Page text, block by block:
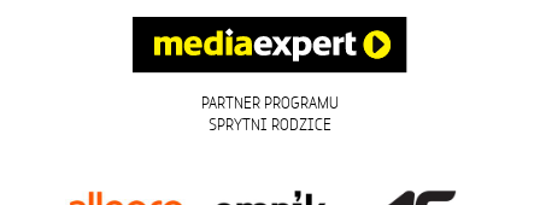
PARTNER PROGRAMU
SPRYTNI RODZICE